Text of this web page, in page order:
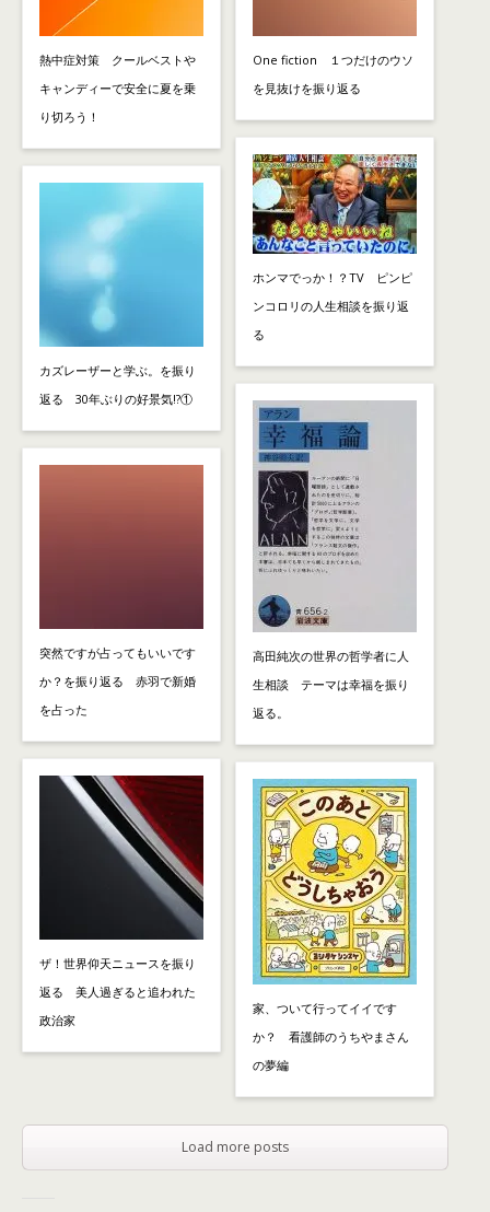
熱中症対策 クールベストや
キャンディーで安全に夏を乗
り切ろう！
カズレーザーと学ぶ。を振り
返る 30年ぶりの好景気!?①
突然ですが占ってもいいです
か？を振り返る 赤羽で新婚
を占った
ザ！世界仰天ニュースを振り
返る 美人過ぎると追われた
政治家
One fiction １つだけのウソ
を見抜けを振り返る
ホンマでっか！？TV ピンピ
ンコロリの人生相談を振り返
る
高田純次の世界の哲学者に人
生相談 テーマは幸福を振り
返る。
家、ついて行ってイイです
か？ 看護師のうちやまさん
の夢編
Load more posts